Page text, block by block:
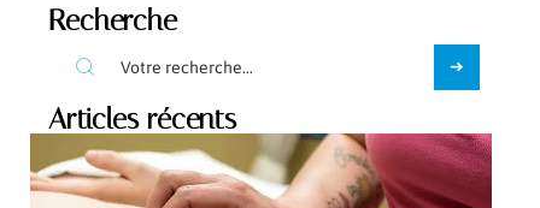
Recherche
Articles récents